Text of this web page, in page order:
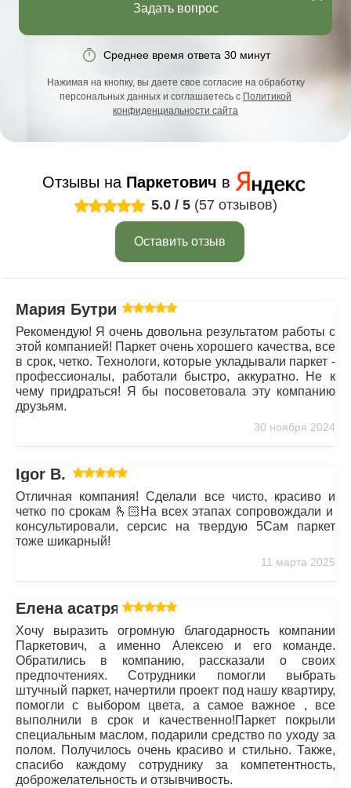
Задать вопрос
Среднее время ответа 30 минут
Нажимая на кнопку, вы даете свое согласие на обработку
персональных данных и соглашаетесь с Политикой
конфиденциальности сайта
Отзывы на Паркетович в
5.0 / 5 (57 отзывов)
Оставить отзыв
Мария Бутрим
Рекомендую! Я очень довольна результатом работы с
этой компанией! Паркет очень хорошего качества, все
в срок, четко. Технологи, которые укладывали паркет -
профессионалы, работали быстро, аккуратно. Не к
чему придраться! Я бы посоветовала эту компанию
друзьям.
30 ноября 2024
Igor B.
Отличная компания! Сделали все чисто, красиво и
четко по срокам 🫰🏻На всех этапах сопровождали и
консультировали, серсис на твердую 5Сам паркет
тоже шикарный!
11 марта 2025
Елена асатрян
Хочу выразить огромную благодарность компании
Паркетович, а именно Алексею и его команде.
Обратились в компанию, рассказали о своих
предпочтениях. Сотрудники помогли выбрать
штучный паркет, начертили проект под нашу квартиру,
помогли с выбором цвета, а самое важное , все
выполнили в срок и качественно!Паркет покрыли
специальным маслом, подарили средство по уходу за
полом. Получилось очень красиво и стильно. Также,
спасибо каждому сотруднику за компетентность,
доброжелательность и отзывчивость.